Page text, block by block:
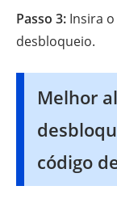
Passo 3: Insira
desbloqueio.
Melhor
código